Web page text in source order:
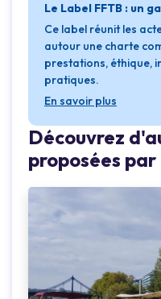
Le Label FFTB : un
Ce label réunit les
autour une charte
prestations, éthique,
pratiques.
En savoir plus
Découvrez
proposées